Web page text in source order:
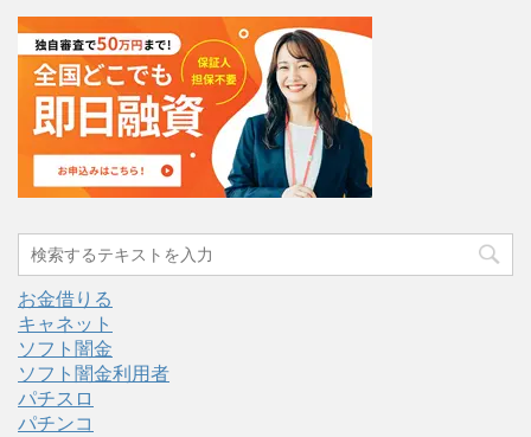
お金借りる
キャネット
ソフト闇金
ソフト闇金利用者
パチスロ
パチンコ